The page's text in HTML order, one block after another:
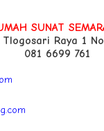
SUNAT
Tlogosari Raya 1
081 6699 761